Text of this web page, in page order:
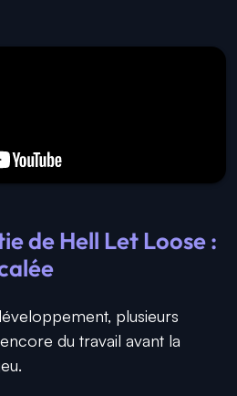
de Hell Let Loose :
plusieurs
du travail avant la